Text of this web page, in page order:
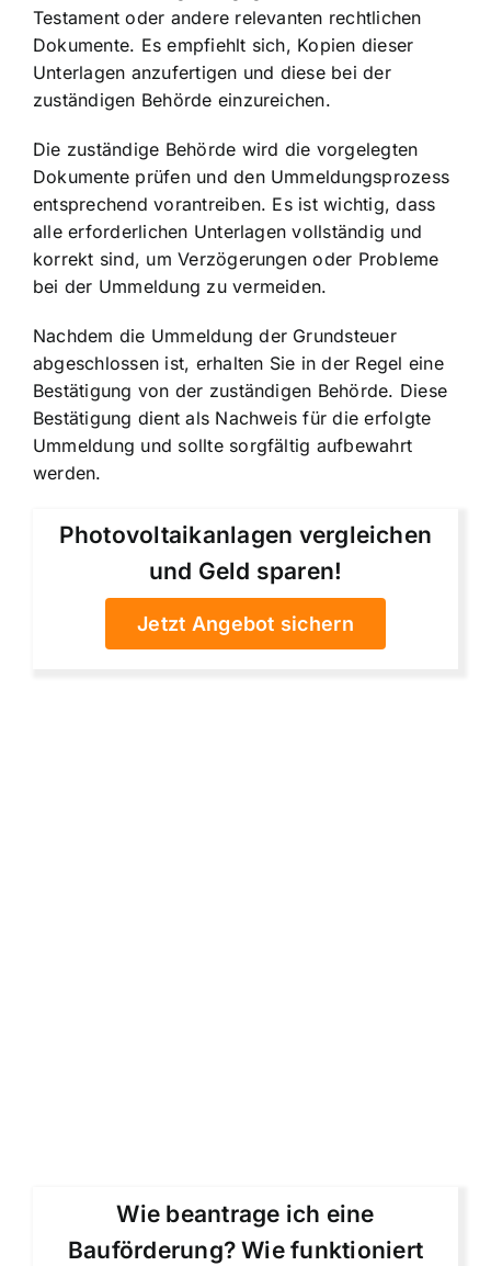
Testament oder andere relevanten rechtlichen
Dokumente. Es empfiehlt sich, Kopien dieser
Unterlagen anzufertigen und diese bei der
zuständigen Behörde einzureichen.
Die zuständige Behörde wird die vorgelegten
Dokumente prüfen und den Ummeldungsprozess
entsprechend vorantreiben. Es ist wichtig, dass
alle erforderlichen Unterlagen vollständig und
korrekt sind, um Verzögerungen oder Probleme
bei der Ummeldung zu vermeiden.
Nachdem die Ummeldung der Grundsteuer
abgeschlossen ist, erhalten Sie in der Regel eine
Bestätigung von der zuständigen Behörde. Diese
Bestätigung dient als Nachweis für die erfolgte
Ummeldung und sollte sorgfältig aufbewahrt
werden.
Photovoltaikanlagen vergleichen
und Geld sparen!
Jetzt Angebot sichern
Wie beantrage ich eine
Bauförderung? Wie funktioniert